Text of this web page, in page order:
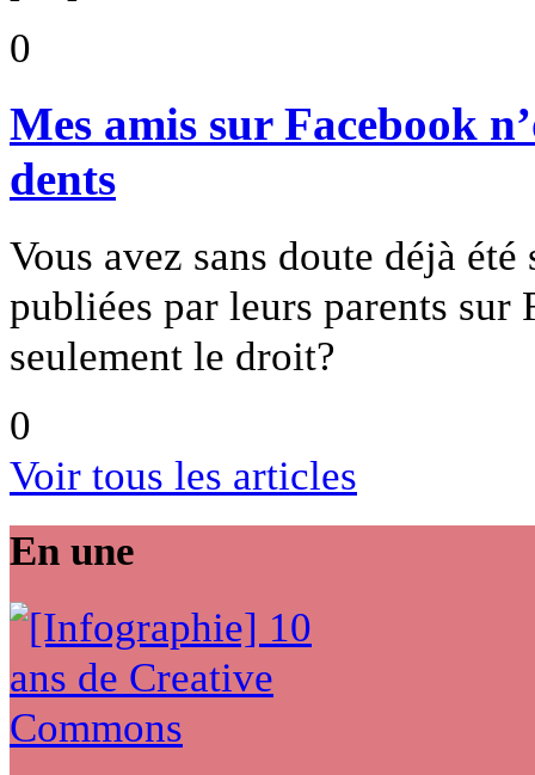
0
Mes amis sur Facebook
dents
Vous avez sans doute déjà
publiées par leurs parents
seulement le droit?
0
Voir tous les articles
En une